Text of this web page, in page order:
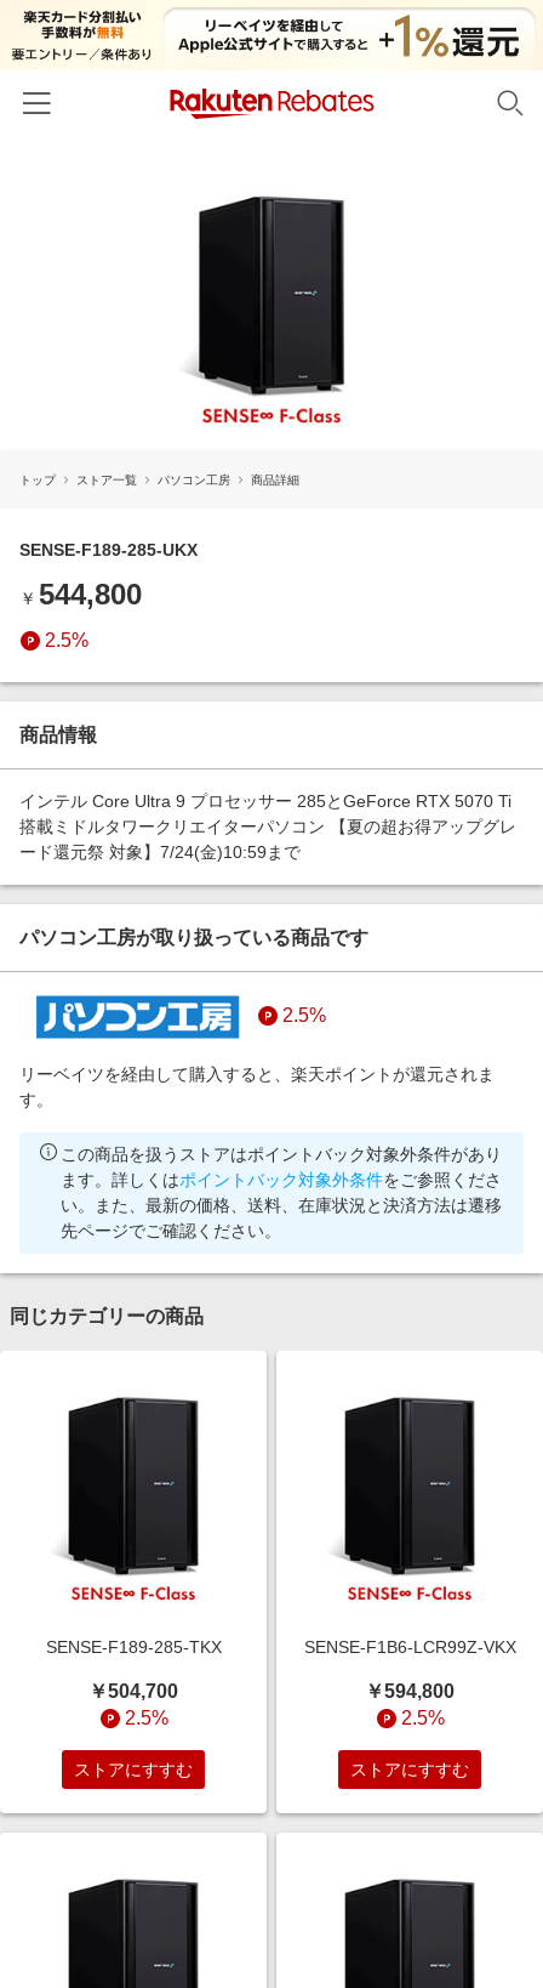
キッズ・ベビー用品
エンタメ
スポーツ・アウトドア・ゴルフ
インテリア・寝具
ペット・花・DIY・車
金融・マネー・保険
デジタルコンテンツ
対象ストア新規限定特典
電子書籍特集
わくわく夏特集
50万ポイント山分けキャンペーン
とことん買い物チャレンジ
Apple公式サイト×楽天カード分割払い
Samsung ボーナスキャンペーン
週末の高還元 夏の長期版
トップ ストア一覧 パソコン工房 商品詳細
SENSE-F189-285-UKX
￥ 544,800
2.5%
商品情報
インテル Core Ultra 9 プロセッサー 285とGeForce RTX 5070 Ti
搭載ミドルタワークリエイターパソコン 【夏の超お得アップグレ
ード還元祭 対象】7/24(金)10:59まで
パソコン工房が取り扱っている商品です
2.5%
リーベイツを経由して購入すると、楽天ポイントが還元されま
す。
この商品を扱うストアはポイントバック対象外条件があり
ます。詳しくはポイントバック対象外条件をご参照くださ
い。また、最新の価格、送料、在庫状況と決済方法は遷移
先ページでご確認ください。
同じカテゴリーの商品
SENSE-F189-285-TKX
￥504,700
2.5%
ストアにすすむ
SENSE-F1B6-LCR99Z-VKX
￥594,800
2.5%
ストアにすすむ